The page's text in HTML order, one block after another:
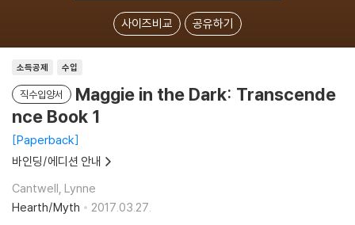
사이즈비교 공유하기
소득공제 수입
직수입양서
Maggie in the Dark: Transcende
nce Book 1
Paperback
바인딩/에디션 안내
Cantwell, Lynne
Hearth/Myth
2017.03.27.